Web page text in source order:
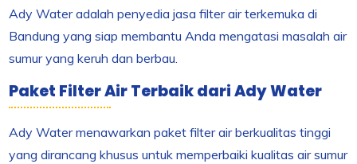
Ady Water adalah penyedia jasa filter air terkemuka di
Bandung yang siap membantu Anda mengatasi masalah air
sumur yang keruh dan berbau.
Paket Filter Air Terbaik dari Ady Water
Ady Water menawarkan paket filter air berkualitas tinggi
yang dirancang khusus untuk memperbaiki kualitas air sumur